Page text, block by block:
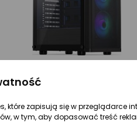
Obudowa Endorfy Ventum 200 ARGB (EY2A014)
które zapisują się w przeglądarce
w tym, aby dopasować treść